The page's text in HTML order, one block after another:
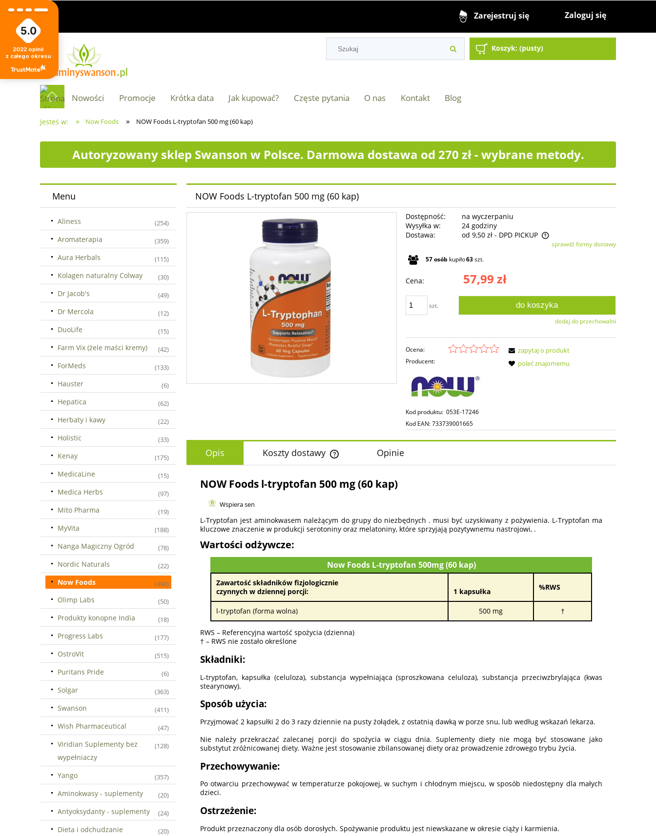
Zarejestruj się Zaloguj się
Koszyk: (pusty)
Nowości Promocje Krótka data Jak kupować? Częste pytania O nas Kontakt Blog
Jesteś w: » Now Foods » NOW Foods L-tryptofan 500 mg (60 kap)
Autoryzowany sklep Swanson w Polsce. Darmowa dostawa od 270 zł - wybrane metody.
Menu
Aliness (254)
Aromaterapia (359)
Aura Herbals (115)
Kolagen naturalny Colway (30)
Dr Jacob's (49)
Dr Mercola (12)
DuoLife (15)
Farm Vix (żele maści kremy) (42)
ForMeds (133)
Hauster (6)
Hepatica (62)
Herbaty i kawy (22)
Holistic (33)
Kenay (175)
MedicaLine (15)
Medica Herbs (97)
Mito Pharma (19)
MyVita (188)
Nanga Magiczny Ogród (78)
Nordic Naturals (22)
Now Foods (490)
Olimp Labs (50)
Produkty konopne India (18)
Progress Labs (177)
OstroVit (515)
Puritans Pride (6)
Solgar (363)
Swanson (411)
Wish Pharmaceutical (47)
Viridian Suplementy bez
wypełniaczy
(128)
Yango (357)
Aminokwasy - suplementy (20)
Antyoksydanty - suplementy (24)
Dieta i odchudzanie (20)
NOW Foods L-tryptofan 500 mg (60 kap)
Dostępność:
na wyczerpaniu
Wysyłka w:
24 godziny
Dostawa:
od 9,50 zł - DPD PICKUP
Cena nie zawiera ewentualnych kosztów
płatności
sprawdź formy dostawy
57osób kupiło63szt.
Cena: 57,99 zł
szt. do koszyka
dodaj do przechowalni
Ocena:
Producent:
Kod produktu: 053E-17246
Kod EAN:733739001665
zapytaj o produkt
poleć znajomemu
Opis Koszty dostawy
Cena nie zawiera ewentualnych kosztów
płatności
Opinie
NOW Foods l-tryptofan 500 mg (60 kap)
Wspiera sen
L-Tryptofan jest aminokwasem należącym do grupy do niezbędnych . musi być uzyskiwany z pożywienia. L-Tryptofan ma
kluczowe znaczenie w produkcji serotoniny oraz melatoniny, które sprzyjają pozytywnemu nastrojowi, .
Wartości odżywcze:
Now Foods L-tryptofan 500mg (60 kap)
Zawartość składników fizjologicznie
czynnych w dziennej porcji:
1 kapsułka %RWS
l-tryptofan (forma wolna) 500 mg †
RWS – Referencyjna wartość spożycia (dzienna)
† – RWS nie zostało określone
Składniki:
L-tryptofan, kapsułka (celuloza), substancja wypełniająca (sproszkowana celuloza), substancja przeciwzbrylająca (kwas
stearynowy).
Sposób użycia:
Przyjmować 2 kapsułki 2 do 3 razy dziennie na pusty żołądek, z ostatnią dawką w porze snu, lub według wskazań lekarza.
Nie należy przekraczać zalecanej porcji do spożycia w ciągu dnia. Suplementy diety nie mogą być stosowane jako
substytut zróżnicowanej diety. Ważne jest stosowanie zbilansowanej diety oraz prowadzenie zdrowego trybu życia.
Przechowywanie:
Po otwarciu przechowywać w temperaturze pokojowej, w suchym i chłodnym miejscu, w sposób niedostępny dla małych
dzieci.
Ostrzeżenie:
Produkt przeznaczony dla osób dorosłych. Spożywanie produktu jest niewskazane w okresie ciąży i karmienia.
5.0
2022 opinii
z całego okresu